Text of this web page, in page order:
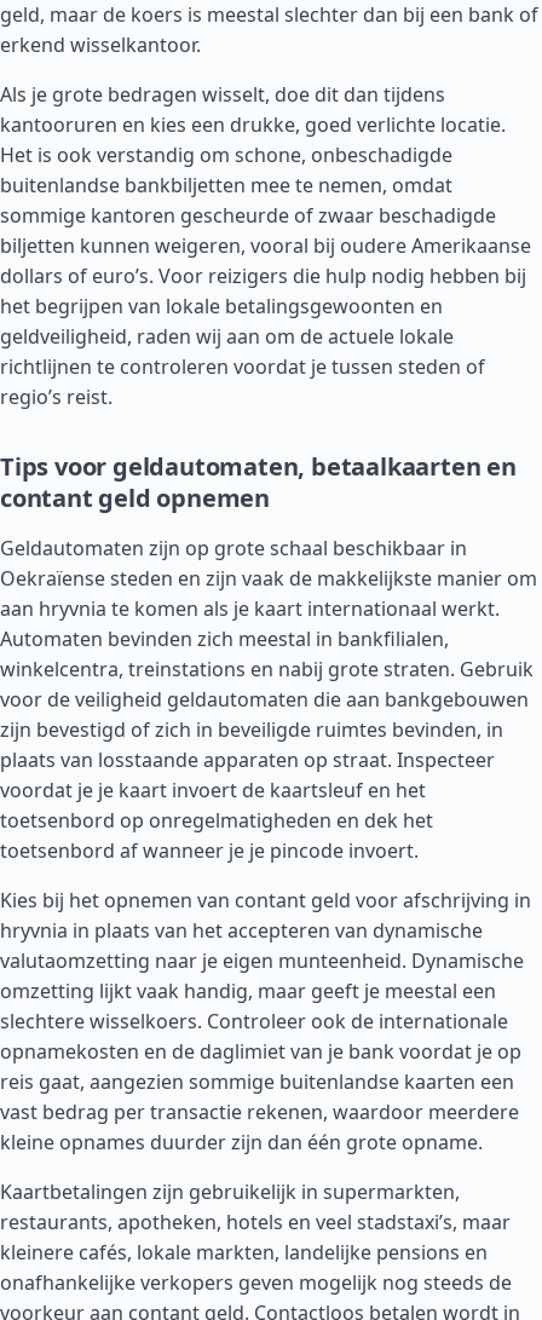
geld, maar de koers is meestal slechter dan bij een bank of
erkend wisselkantoor.
Als je grote bedragen wisselt, doe dit dan tijdens
kantooruren en kies een drukke, goed verlichte locatie.
Het is ook verstandig om schone, onbeschadigde
buitenlandse bankbiljetten mee te nemen, omdat
sommige kantoren gescheurde of zwaar beschadigde
biljetten kunnen weigeren, vooral bij oudere Amerikaanse
dollars of euro’s. Voor reizigers die hulp nodig hebben bij
het begrijpen van lokale betalingsgewoonten en
geldveiligheid, raden wij aan om de actuele lokale
richtlijnen te controleren voordat je tussen steden of
regio’s reist.
Tips voor geldautomaten, betaalkaarten en
contant geld opnemen
Geldautomaten zijn op grote schaal beschikbaar in
Oekraïense steden en zijn vaak de makkelijkste manier om
aan hryvnia te komen als je kaart internationaal werkt.
Automaten bevinden zich meestal in bankfilialen,
winkelcentra, treinstations en nabij grote straten. Gebruik
voor de veiligheid geldautomaten die aan bankgebouwen
zijn bevestigd of zich in beveiligde ruimtes bevinden, in
plaats van losstaande apparaten op straat. Inspecteer
voordat je je kaart invoert de kaartsleuf en het
toetsenbord op onregelmatigheden en dek het
toetsenbord af wanneer je je pincode invoert.
Kies bij het opnemen van contant geld voor afschrijving in
hryvnia in plaats van het accepteren van dynamische
valutaomzetting naar je eigen munteenheid. Dynamische
omzetting lijkt vaak handig, maar geeft je meestal een
slechtere wisselkoers. Controleer ook de internationale
opnamekosten en de daglimiet van je bank voordat je op
reis gaat, aangezien sommige buitenlandse kaarten een
vast bedrag per transactie rekenen, waardoor meerdere
kleine opnames duurder zijn dan één grote opname.
Kaartbetalingen zijn gebruikelijk in supermarkten,
restaurants, apotheken, hotels en veel stadstaxi’s, maar
kleinere cafés, lokale markten, landelijke pensions en
onafhankelijke verkopers geven mogelijk nog steeds de
voorkeur aan contant geld. Contactloos betalen wordt in